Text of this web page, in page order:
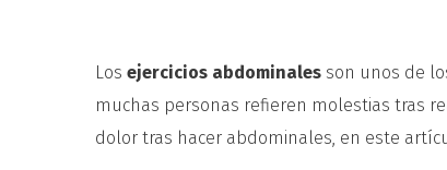
Los ejercicios abdominales son unos de
muchas personas refieren molestias tras
dolor tras hacer abdominales, en este